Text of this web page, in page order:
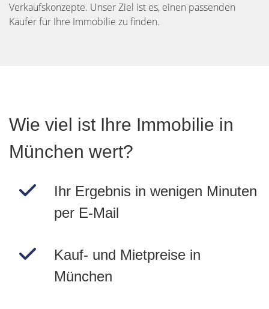
Verkaufskonzepte. Unser Ziel ist es, einen passenden
Käufer für Ihre Immobilie zu finden.
Wie viel ist Ihre Immobilie in
München wert?
Ihr Ergebnis in wenigen Minuten
per E-Mail
Kauf- und Mietpreise in
München